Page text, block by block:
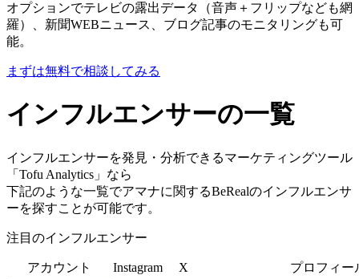
オプションでテレビの露出データ（音声＋フリップなども網
羅）、新聞WEBニュース、ブログ記事のモニタリングも可
能。
まずは無料で相談してみる
インフルエンサーの一覧
インフルエンサーを発見・分析できるマーケティングツール
「Tofu Analytics」なら
下記のような一覧でアマナに関するBeRealのインフルエンサ
ーを探すことが可能です。
注目のインフルエンサー
アカウント Instagram X プロフィー